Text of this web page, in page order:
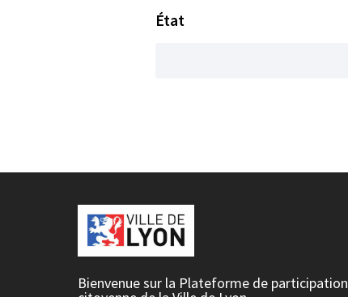
État
Bienvenue sur la Plateforme de participation